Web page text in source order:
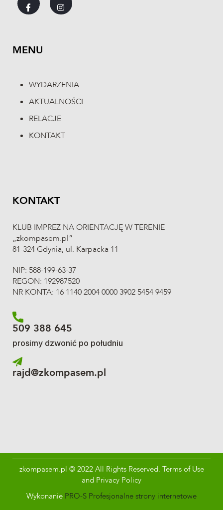
MENU
WYDARZENIA
AKTUALNOŚCI
RELACJE
KONTAKT
KONTAKT
KLUB IMPREZ NA ORIENTACJĘ W TERENIE
„zkompasem.pl”
81-324 Gdynia, ul. Karpacka 11
NIP: 588-199-63-37
REGON: 192987520
NR KONTA: 16 1140 2004 0000 3902 5454 9459
509 388 645
prosimy dzwonić po południu
rajd@zkompasem.pl
zkompasem.pl © 2022 All Rights Reserved. Terms of Use
and Privacy Policy
Wykonanie PRO-S Profesjonalne strony internetowe